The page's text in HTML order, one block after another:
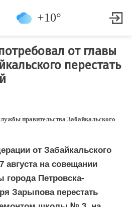
+10°
от главы
перестать
правительства Забайкальского
от Забайкальского
на совещании
города Петровска-
Зарыпова перестать